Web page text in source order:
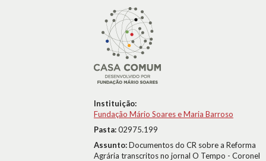
Instituição:
Fundação Mário Soares e Maria Barroso
Pasta:02975.199
Assunto:Documentos do CR sobre a Reforma
Agrária transcritos no jornal O Tempo - Coronel